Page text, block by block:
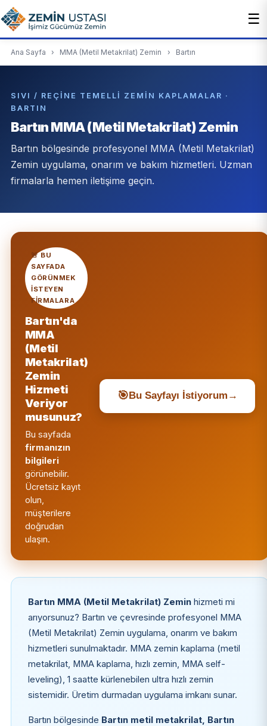
☰
Ana Sayfa › MMA (Metil Metakrilat) Zemin › Bartın
SIVI / REÇINE TEMELLI ZEMIN KAPLAMALAR ·
BARTIN
Bartın MMA (Metil Metakrilat) Zemin
Bartın bölgesinde profesyonel MMA (Metil Metakrilat)
Zemin uygulama, onarım ve bakım hizmetleri. Uzman
firmalarla hemen iletişime geçin.
🚨 BU
SAYFADA
GÖRÜNMEK
ISTEYEN
FIRMALARA
Bartın'da
MMA
(Metil
Metakrilat)
Zemin
Hizmeti
Veriyor
musunuz?
Bu sayfada
firmanızın
bilgileri
görünebilir.
Ücretsiz kayıt
olun,
müşterilere
doğrudan
ulaşın.
🎯 Bu Sayfayı İstiyorum →
Bartın MMA (Metil Metakrilat) Zeminhizmeti mi
arıyorsunuz? Bartın ve çevresinde profesyonel MMA
(Metil Metakrilat) Zemin uygulama, onarım ve bakım
hizmetleri sunulmaktadır. MMA zemin kaplama (metil
metakrilat, MMA kaplama, hızlı zemin, MMA self-
leveling), 1 saatte kürlenebilen ultra hızlı zemin
sistemidir. Üretim durmadan uygulama imkanı sunar.
Bartın bölgesinde Bartın metil metakrilat, Bartın